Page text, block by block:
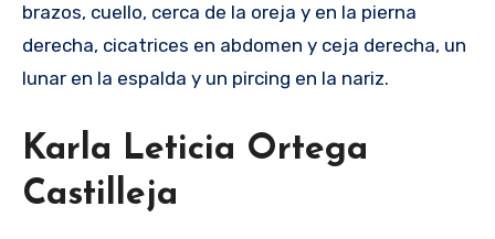
brazos, cuello, cerca de la oreja y en la pierna
derecha, cicatrices en abdomen y ceja derecha, un
lunar en la espalda y un pircing en la nariz.
Karla Leticia Ortega
Castilleja